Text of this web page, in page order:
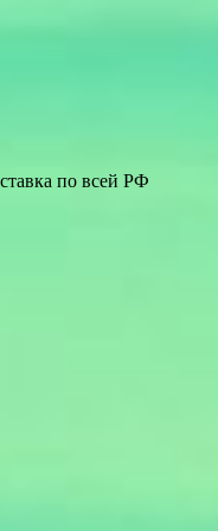
по всей РФ